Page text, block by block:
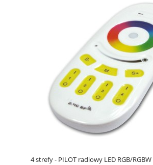
4 strefy - PILOT radiowy LED RGB/RGBW